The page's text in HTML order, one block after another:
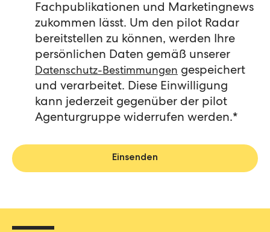
Fachpublikationen und Marketingnews
zukommen lässt. Um den pilot Radar
bereitstellen zu können, werden Ihre
persönlichen Daten gemäß unserer
Datenschutz-Bestimmungen gespeichert
und verarbeitet. Diese Einwilligung
kann jederzeit gegenüber der pilot
Agenturgruppe widerrufen werden.*